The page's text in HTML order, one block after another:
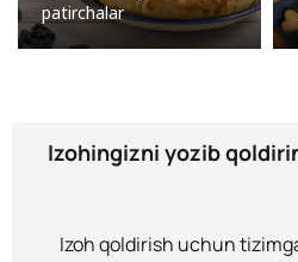
patirchalar
Izohingizni yozib
Izoh qoldirish uchun